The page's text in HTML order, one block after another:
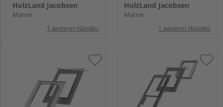
HolzLand Jacobsen
Marne
1 weiterer Händler
HolzLand Jacobsen
Marne
1 weiterer Händler